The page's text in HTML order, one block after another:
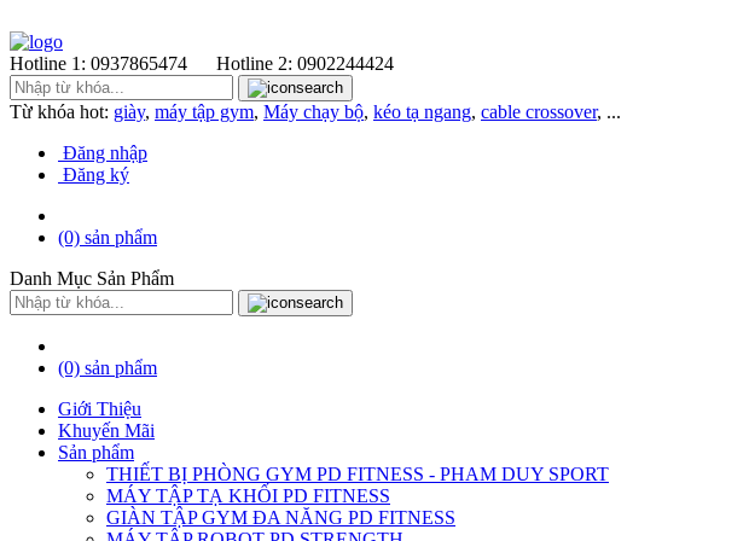
Hotline 1: 0937865474 Hotline 2: 0902244424
Từ khóa hot: giày, máy tập gym, Máy chạy bộ, kéo tạ ngang, cable crossover, ...
Đăng nhập
Đăng ký
(0) sản phẩm
Danh Mục Sản Phẩm
(0) sản phẩm
Giới Thiệu
Khuyến Mãi
Sản phẩm
THIẾT BỊ PHÒNG GYM PD FITNESS - PHAM DUY SPORT
MÁY TẬP TẠ KHỐI PD FITNESS
GIÀN TẬP GYM ĐA NĂNG PD FITNESS